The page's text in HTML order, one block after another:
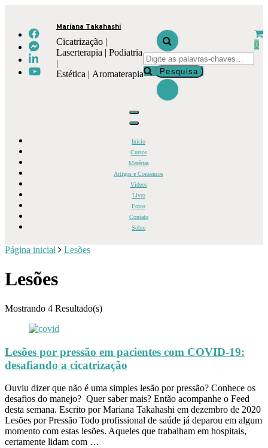
Mariana Takahashi
Cicatrização |
Laserterapia | Podiatria
|
Estética | Aromaterapia
0
Início
Cursos
Matérias
Artigos e Consensos
Vídeos
Livro
Fotos
Contato
Sobre
Página inicial Lesões
Lesões
Mostrando 4 Resultado(s)
Lesões por pressão em pacientes com COVID-19:
desafiando a cicatrização
Ouviu dizer que não é uma simples lesão por pressão? Conhece os
desafios do manejo? Quer saber mais? Então acompanhe o Feed
desta semana. Escrito por Mariana Takahashi em dezembro de 2020
Lesões por Pressão Todo profissional de saúde já deparou em algum
momento com estas lesões. Aqueles que trabalham em hospitais,
certamente lidam com …